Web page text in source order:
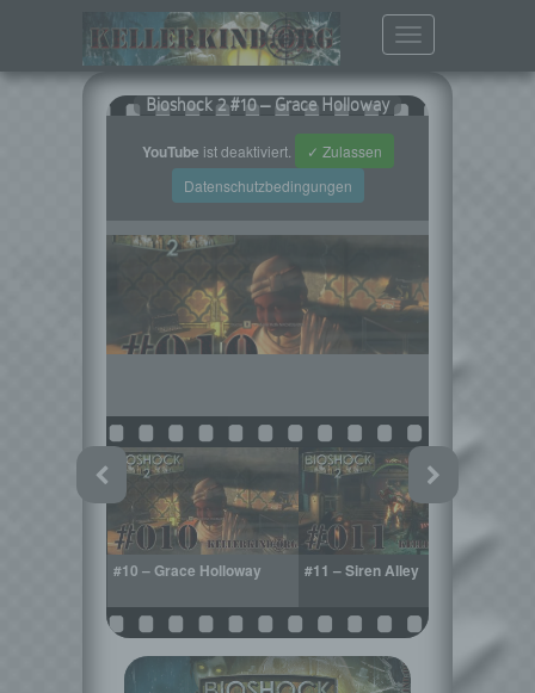
Toggle
navigation
Bioshock 2 #10 – Grace Holloway
YouTube ist deaktiviert.
✓ Zulassen
Datenschutzbedingungen
#10 – Grace Holloway #11 – Siren Alley